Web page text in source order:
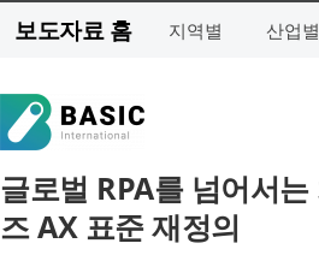
보도자료 홈 지역별 산업별
글로벌 RPA를 넘어서
즈 AX 표준 재정의